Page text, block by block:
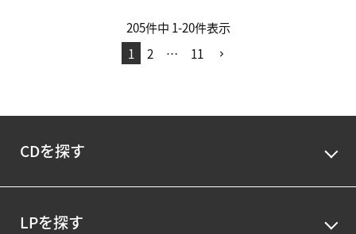
205件中 1-20件表示
1
2 … 11
CDを探す
LPを探す